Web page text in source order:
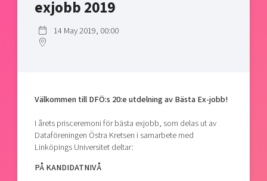
Shaping cities and regions
Reversed mentorship
Current offers and activities
Upscaling
Talent & skills
Startup & industry collaboration
Funding opportunities
Our community of companies
Projects
Publications
Reach out to us
Today's lunch in Mjärdevi
exjobb 2019
14 May 2019, 00:00
Välkommen till DFÖ:s 20:e utdelning av Bästa Ex-jobb!
I årets prisceremoni för bästa exjobb, som delas ut av
Dataföreningen Östra Kretsen i samarbete med
Linköpings Universitet deltar:
PÅ KANDIDATNIVÅ